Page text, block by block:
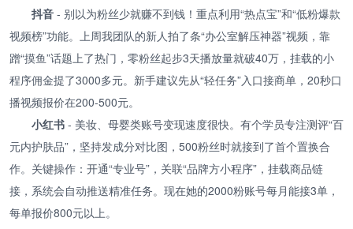
抖音 - 别以为粉丝少就赚不到钱！重点利用“热点宝”和“低粉爆款
视频榜”功能。上周我团队的新人拍了条“办公室解压神器”视频，靠
蹭“摸鱼”话题上了热门，零粉丝起步3天播放量就破40万，挂载的小
程序佣金提了3000多元。新手建议先从“轻任务”入口接商单，20秒口
播视频报价在200-500元。
小红书 - 美妆、母婴类账号变现速度很快。有个学员专注测评“百
元内护肤品”，坚持发成分对比图，500粉丝时就接到了首个置换合
作。关键操作：开通“专业号”，关联“品牌方小程序”，挂载商品链
接，系统会自动推送精准任务。现在她的2000粉账号每月能接3单，
每单报价800元以上。